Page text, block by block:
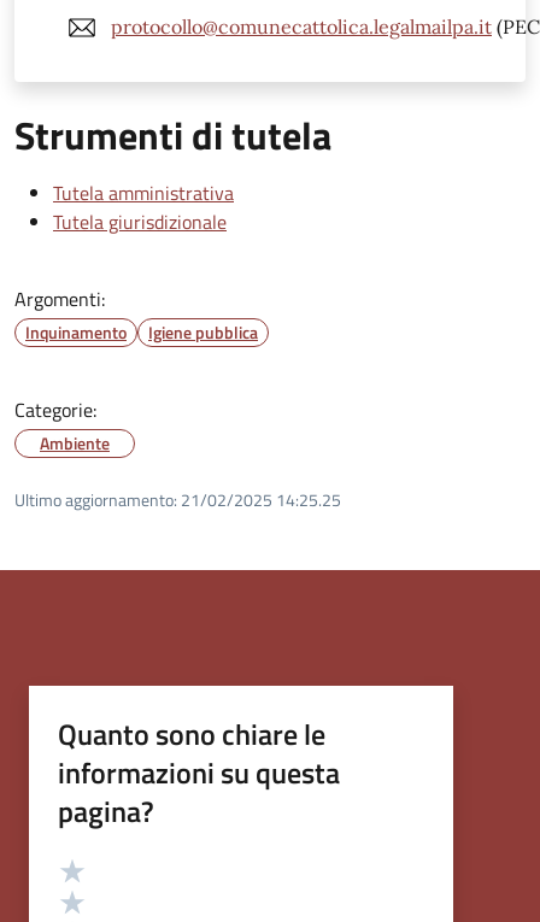
protocollo@comunecattolica.legalmailpa.it
Strumenti di tutela
Tutela amministrativa
Tutela giurisdizionale
Argomenti:
Inquinamento Igiene pubblica
Categorie:
Ambiente
Ultimo aggiornamento: 21/02/2025 14:25.25
Quanto sono chiare le
informazioni su questa
pagina?
Valutazione